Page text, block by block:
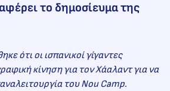
το δημοσίευμα της
ότι οι ισπανικοί γίγαντες
κίνηση για τον Χάαλαντ για να
του Nou Camp.